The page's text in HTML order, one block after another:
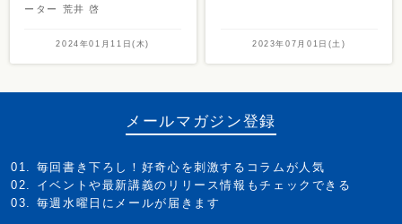
ーター 荒井 啓
2024年01月11日(木) 2023年07月01日(土)
メールマガジン登録
毎回書き下ろし！好奇心を刺激するコラムが人気
イベントや最新講義のリリース情報もチェックできる
毎週水曜日にメールが届きます